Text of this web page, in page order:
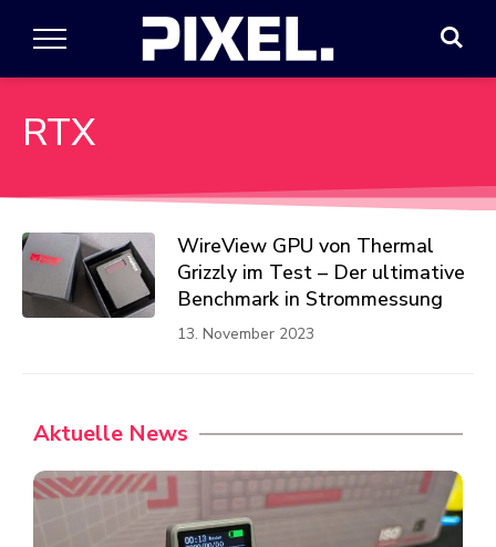
RTX
WireView GPU von Thermal
Grizzly im Test – Der ultimative
Benchmark in Strommessung
13. November 2023
Aktuelle News